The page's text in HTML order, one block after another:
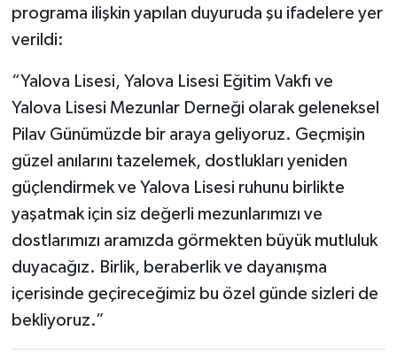
programa ilişkin yapılan duyuruda şu ifadelere yer
verildi:
“Yalova Lisesi, Yalova Lisesi Eğitim Vakfı ve
Yalova Lisesi Mezunlar Derneği olarak geleneksel
Pilav Günümüzde bir araya geliyoruz. Geçmişin
güzel anılarını tazelemek, dostlukları yeniden
güçlendirmek ve Yalova Lisesi ruhunu birlikte
yaşatmak için siz değerli mezunlarımızı ve
dostlarımızı aramızda görmekten büyük mutluluk
duyacağız. Birlik, beraberlik ve dayanışma
içerisinde geçireceğimiz bu özel günde sizleri de
bekliyoruz.”